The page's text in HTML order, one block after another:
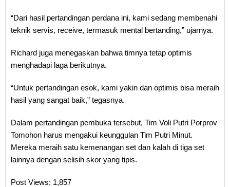
“Dari hasil pertandingan perdana ini, kami sedang membenahi
teknik servis, receive, termasuk mental bertanding,” ujarnya.
Richard juga menegaskan bahwa timnya tetap optimis
menghadapi laga berikutnya.
“Untuk pertandingan esok, kami yakin dan optimis bisa meraih
hasil yang sangat baik,” tegasnya.
Dalam pertandingan pembuka tersebut, Tim Voli Putri Porprov
Tomohon harus mengakui keunggulan Tim Putri Minut.
Mereka meraih satu kemenangan set dan kalah di tiga set
lainnya dengan selisih skor yang tipis.
Post Views: 1,857